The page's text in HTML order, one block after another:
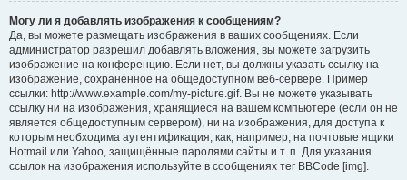
Могу ли я добавлять изображения к сообщениям?
Да, вы можете размещать изображения в ваших сообщениях. Если
администратор разрешил добавлять вложения, вы можете загрузить
изображение на конференцию. Если нет, вы должны указать ссылку на
изображение, сохранённое на общедоступном веб-сервере. Пример
ссылки: http://www.example.com/my-picture.gif. Вы не можете указывать
ссылку ни на изображения, хранящиеся на вашем компьютере (если он не
является общедоступным сервером), ни на изображения, для доступа к
которым необходима аутентификация, как, например, на почтовые ящики
Hotmail или Yahoo, защищённые паролями сайты и т. п. Для указания
ссылок на изображения используйте в сообщениях тег BBCode [img].